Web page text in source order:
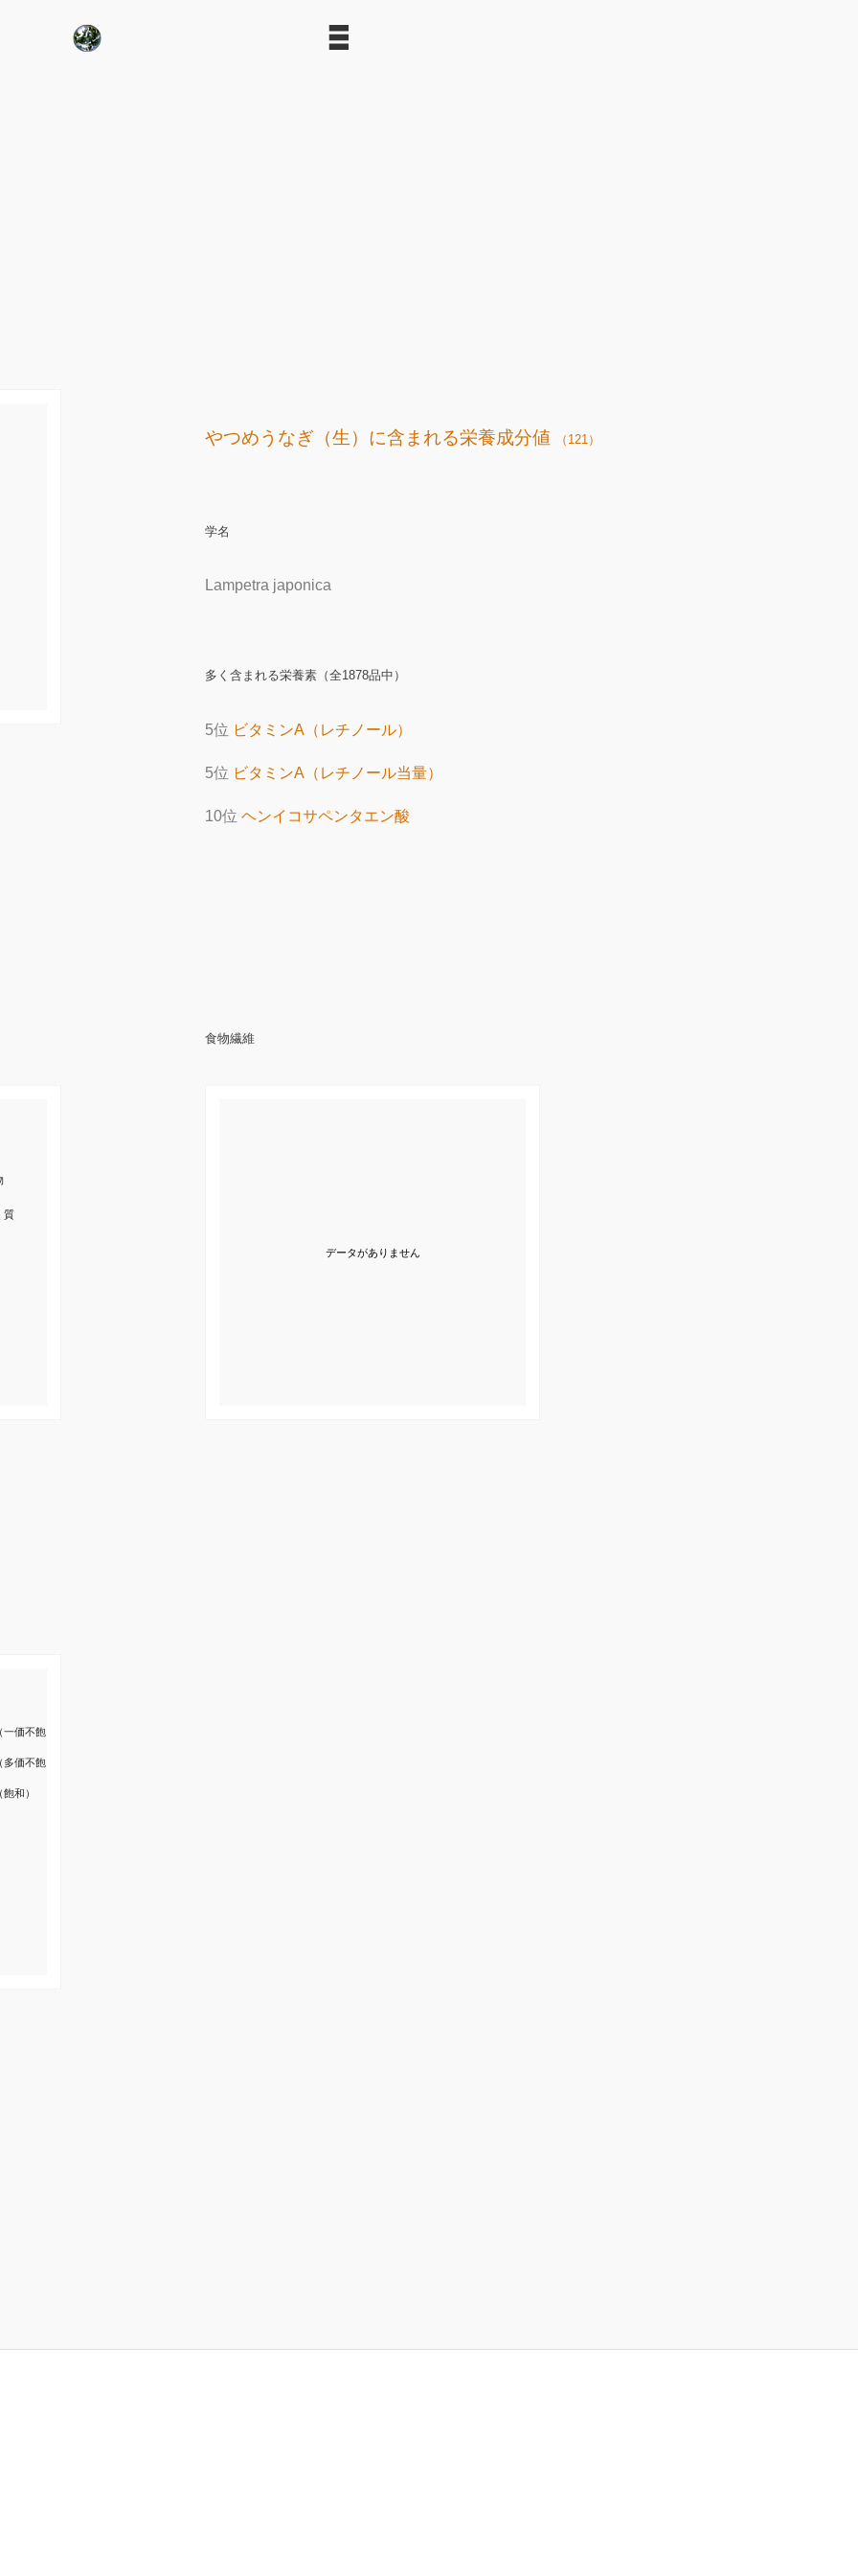
やつめうなぎ（生）に含まれる栄養成分値 （121）
学名
Lampetra japonica
多く含まれる栄養素（全1878品中）
5位 ビタミンA（レチノール）
5位 ビタミンA（レチノール当量）
10位 ヘンイコサペンタエン酸
質
食物繊維
データがありません
一価不飽
多価不飽
和）